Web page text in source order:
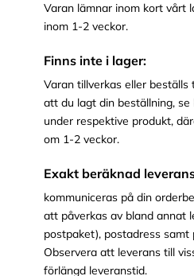
Varan lämnar inom kort vårt
inom 1-2 veckor.
Finns inte i lager:
Varan tillverkas eller
att du lagt din beställning,
under respektive produkt,
om 1-2 veckor.
Exakt beräknad
kommuniceras på din
att påverkas av bland annat
postpaket), postadress
Observera att leverans till
förlängd leveranstid.